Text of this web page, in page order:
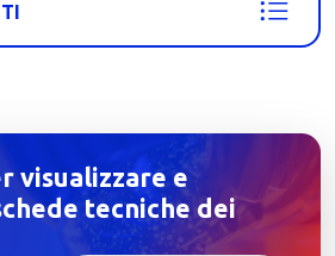
visualizzare e
tecniche dei